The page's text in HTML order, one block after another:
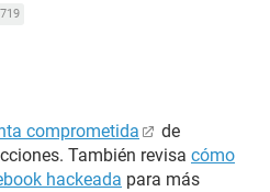
comprometida
de
También revisa cómo
hackeada para más